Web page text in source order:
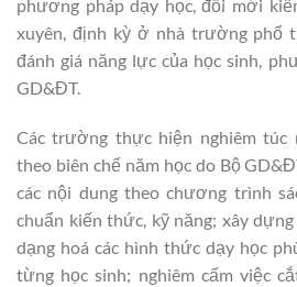
phương pháp dạy học, đổi mới
xuyên, định kỳ ở nhà trường phổ
đánh giá năng lực của học sinh,
GD&ĐT.
Các trường thực hiện nghiêm túc
theo biên chế năm học do Bộ
các nội dung theo chương trình
chuẩn kiến thức, kỹ năng; xây
dạng hoá các hình thức dạy học
từng học sinh; nghiêm cấm việc